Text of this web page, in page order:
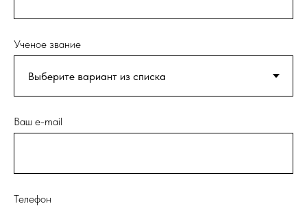
Ученое звание
Ваш e-mail
Телефон